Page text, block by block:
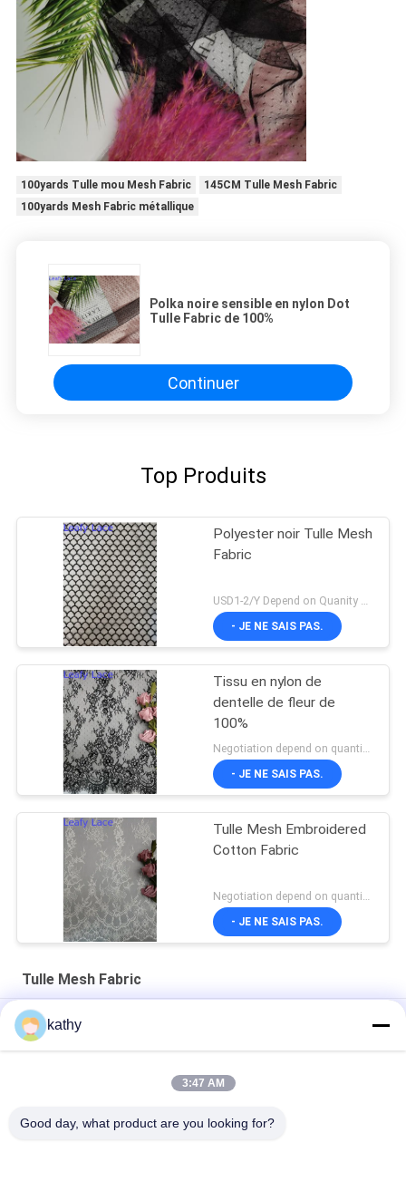
100yards Tulle mou Mesh Fabric
145CM Tulle Mesh Fabric
100yards Mesh Fabric métallique
Polka noire sensible en nylon Dot
Tulle Fabric de 100%
Continuer
Top Produits
Polyester noir Tulle Mesh
Fabric
USD1-2/Y Depend on Quanity MOQ:10yards
- JE NE SAIS PAS.
Tissu en nylon de
dentelle de fleur de
100%
- JE NE SAIS PAS.
Tulle Mesh Embroidered
Cotton Fabric
- JE NE SAIS PAS.
Tulle Mesh Fabric
La dentelle colorée de voile a brodé Tulle Mesh Fabric
Tissu brodé de literie de Tulle Mesh Fabric Garden Flower Lace
L'étoile métallique forment Tulle Mesh Fabric Women Dress
kathy
3:47 AM
Good day, what product are you looking for?